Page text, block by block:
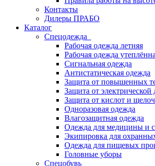
Контакты
Дилеры ПРАБО
Каталог
Спецодежда
Рабочая одежда летняя
Рабочая одежда
Сигнальная одежда
Антистатическая одежда
Защита от повышенных
Защита от электрической
Защита от кислот и
Одноразовая одежда
Влагозащитная одежда
Одежда для медицины и
Экипировка для
Одежда для пищевых
Головные уборы
Спецобувь